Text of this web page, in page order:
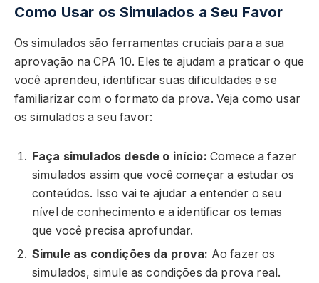
Como Usar os Simulados a Seu Favor
Os simulados são ferramentas cruciais para a sua
aprovação na CPA 10. Eles te ajudam a praticar o que
você aprendeu, identificar suas dificuldades e se
familiarizar com o formato da prova. Veja como usar
os simulados a seu favor:
Faça simulados desde o início: Comece a fazer
simulados assim que você começar a estudar os
conteúdos. Isso vai te ajudar a entender o seu
nível de conhecimento e a identificar os temas
que você precisa aprofundar.
Simule as condições da prova: Ao fazer os
simulados, simule as condições da prova real.